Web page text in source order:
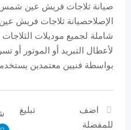
صيانة ثلاجات فريش عين
الإصلاحصيانة ثلاجات فريش
شاملة لجميع موديلات
لأعطال التبريد أو الموتور أو
بواسطة فنيين معتمدين
اضف
للمفضلة
تبليغ